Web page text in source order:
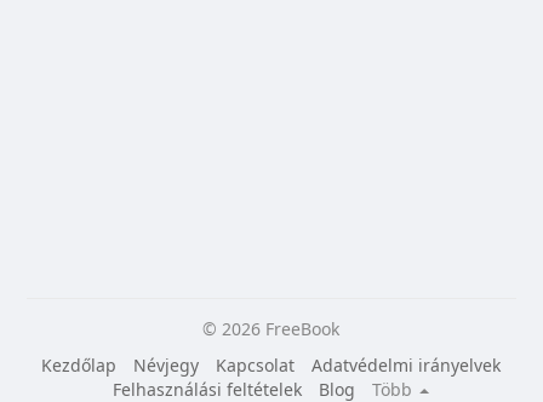
© 2026 FreeBook
Kezdőlap
Névjegy Kapcsolat
Adatvédelmi irányelvek
Felhasználási feltételek
Blog
Több